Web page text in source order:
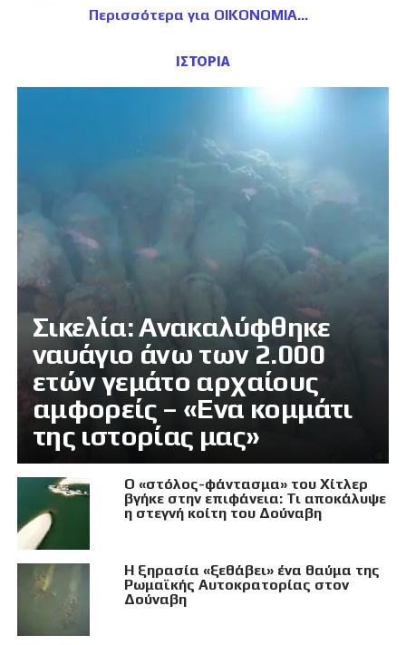
Περισσότερα για ΟΙΚΟΝΟΜΙΑ
ΙΣΤΟΡΙΑ
Σικελία: Ανακαλύφθηκε
ναυάγιο άνω των 2.000
ετών γεμάτο αρχαίους
αμφορείς – «Ενα κομμάτι
της ιστορίας μας»
Ο «στόλος-φάντασμα» του Χίτλερ
βγήκε στην επιφάνεια: Τι αποκάλυψε
η στεγνή κοίτη του Δούναβη
Η ξηρασία «ξεθάβει» ένα θαύμα της
Ρωμαϊκής Αυτοκρατορίας στον
Δούναβη